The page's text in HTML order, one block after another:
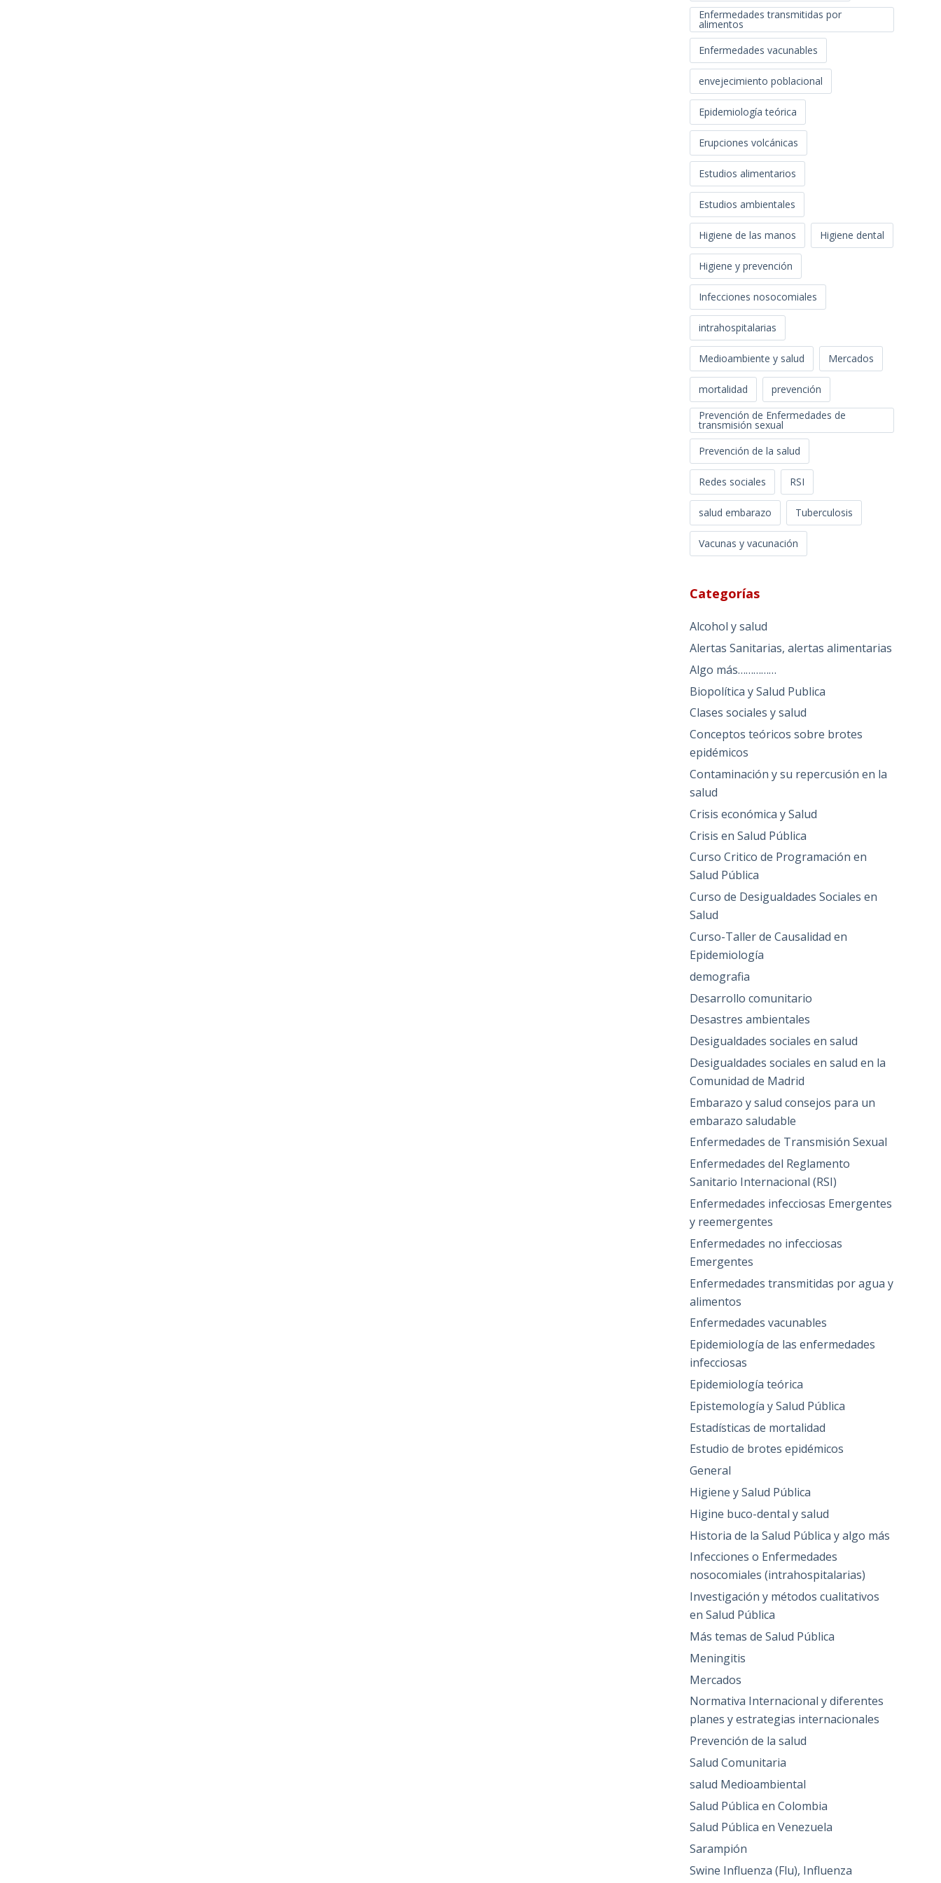
Enfermedades transmitidas por
alimentos
Enfermedades vacunables
envejecimiento poblacional
Epidemiología teórica
Erupciones volcánicas
Estudios alimentarios
Estudios ambientales
Higiene de las manos Higiene dental
Higiene y prevención
Infecciones nosocomiales
intrahospitalarias
Medioambiente y salud Mercados
mortalidad
prevención
Prevención de Enfermedades de
transmisión sexual
Prevención de la salud
Redes sociales RSI
salud embarazo Tuberculosis
Vacunas y vacunación
Categorías
Alcohol y salud
Alertas Sanitarias, alertas alimentarias
Algo más……………
Biopolítica y Salud Publica
Clases sociales y salud
Conceptos teóricos sobre brotes
epidémicos
Contaminación y su repercusión en la
salud
Crisis económica y Salud
Crisis en Salud Pública
Curso Critico de Programación en
Salud Pública
Curso de Desigualdades Sociales en
Salud
Curso-Taller de Causalidad en
Epidemiología
demografia
Desarrollo comunitario
Desastres ambientales
Desigualdades sociales en salud
Desigualdades sociales en salud en la
Comunidad de Madrid
Embarazo y salud consejos para un
embarazo saludable
Enfermedades de Transmisión Sexual
Enfermedades del Reglamento
Sanitario Internacional (RSI)
Enfermedades infecciosas Emergentes
y reemergentes
Enfermedades no infecciosas
Emergentes
Enfermedades transmitidas por agua y
alimentos
Enfermedades vacunables
Epidemiología de las enfermedades
infecciosas
Epidemiología teórica
Epistemología y Salud Pública
Estadísticas de mortalidad
Estudio de brotes epidémicos
General
Higiene y Salud Pública
Higine buco-dental y salud
Historia de la Salud Pública y algo más
Infecciones o Enfermedades
nosocomiales (intrahospitalarias)
Investigación y métodos cualitativos
en Salud Pública
Más temas de Salud Pública
Meningitis
Mercados
Normativa Internacional y diferentes
planes y estrategias internacionales
Prevención de la salud
Salud Comunitaria
salud Medioambiental
Salud Pública en Colombia
Salud Pública en Venezuela
Sarampión
Swine Influenza (Flu), Influenza